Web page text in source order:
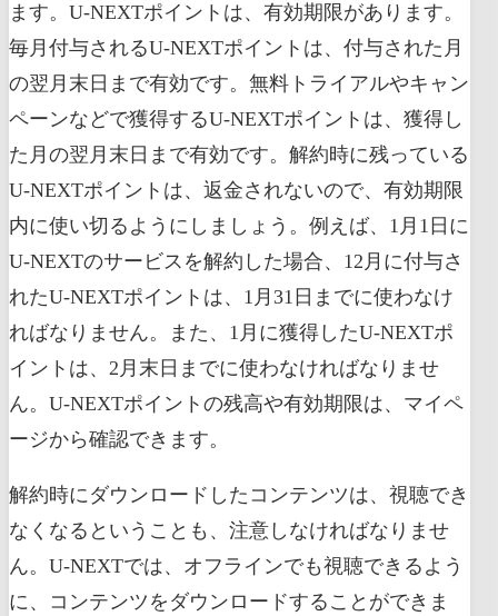
ます。U-NEXTポイントは、有効期限があります。
毎月付与されるU-NEXTポイントは、付与された月
の翌月末日まで有効です。無料トライアルやキャン
ペーンなどで獲得するU-NEXTポイントは、獲得し
た月の翌月末日まで有効です。解約時に残っている
U-NEXTポイントは、返金されないので、有効期限
内に使い切るようにしましょう。例えば、1月1日に
U-NEXTのサービスを解約した場合、12月に付与さ
れたU-NEXTポイントは、1月31日までに使わなけ
ればなりません。また、1月に獲得したU-NEXTポ
イントは、2月末日までに使わなければなりませ
ん。U-NEXTポイントの残高や有効期限は、マイペ
ージから確認できます。
解約時にダウンロードしたコンテンツは、視聴でき
なくなるということも、注意しなければなりませ
ん。U-NEXTでは、オフラインでも視聴できるよう
に、コンテンツをダウンロードすることができま